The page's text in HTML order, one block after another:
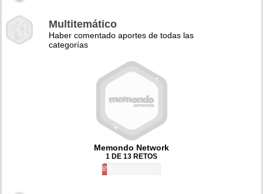
Multitemático
Haber comentado aportes de todas las
categorías
Memondo Network
1 DE 13 RETOS
8%